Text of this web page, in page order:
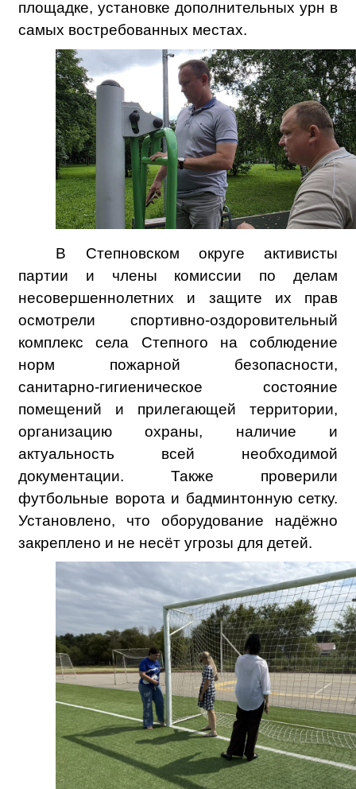
площадке, установке дополнительных урн в
самых востребованных местах.
В Степновском округе активисты
партии и члены комиссии по делам
несовершеннолетних и защите их прав
осмотрели спортивно-оздоровительный
комплекс села Степного на соблюдение
норм пожарной безопасности,
санитарно‑гигиеническое состояние
помещений и прилегающей территории,
организацию охраны, наличие и
актуальность всей необходимой
документации. Также проверили
футбольные ворота и бадминтонную сетку.
Установлено, что оборудование надёжно
закреплено и не несёт угрозы для детей.